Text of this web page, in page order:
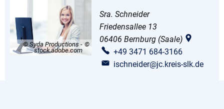
empresarios
© Syda Productions -
stock.adobe.com
Sra. Schneider
Friedensallee 13
06406 Bernburg (Saale)
+49 3471 684-3166
ischneider@jc.kreis-slk.de